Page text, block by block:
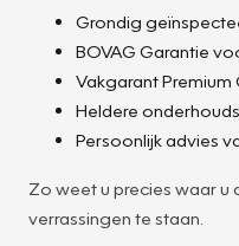
Grondig
BOVAG Garantie
Vakgarant
Heldere
Persoonlijk advies
Zo weet u precies waar u
verrassingen te staan.